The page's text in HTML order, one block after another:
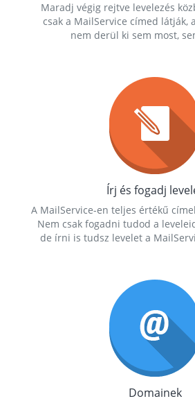
Maradj végig rejtve levelezés
csak a MailService címed látják,
nem derül ki sem most,
Írj és fogadj
A MailService-en teljes értékű
Nem csak fogadni tudod a
de írni is tudsz levelet a
Domainek